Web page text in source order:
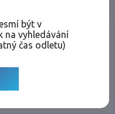
být v
na vyhledávání
čas odletu)